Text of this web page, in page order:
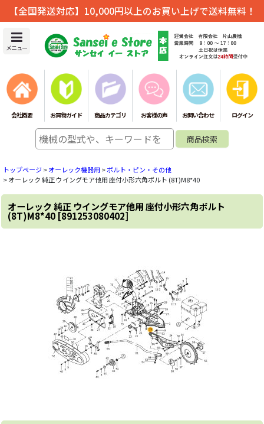
【全国発送対応】10,000円以上のお買い上げで送料無料！
メニュー
会社概要 お買物ガイド 商品カテゴリ お客様の声 お問い合わせ ログイン
トップページ>オーレック機器用 >ボルト・ピン・その他
>オーレック 純正 ウイングモア他用 座付小形六角ボルト (8T)M8*40
オーレック 純正 ウイングモア他用 座付小形六角ボルト
(8T)M8*40 [891253080402]